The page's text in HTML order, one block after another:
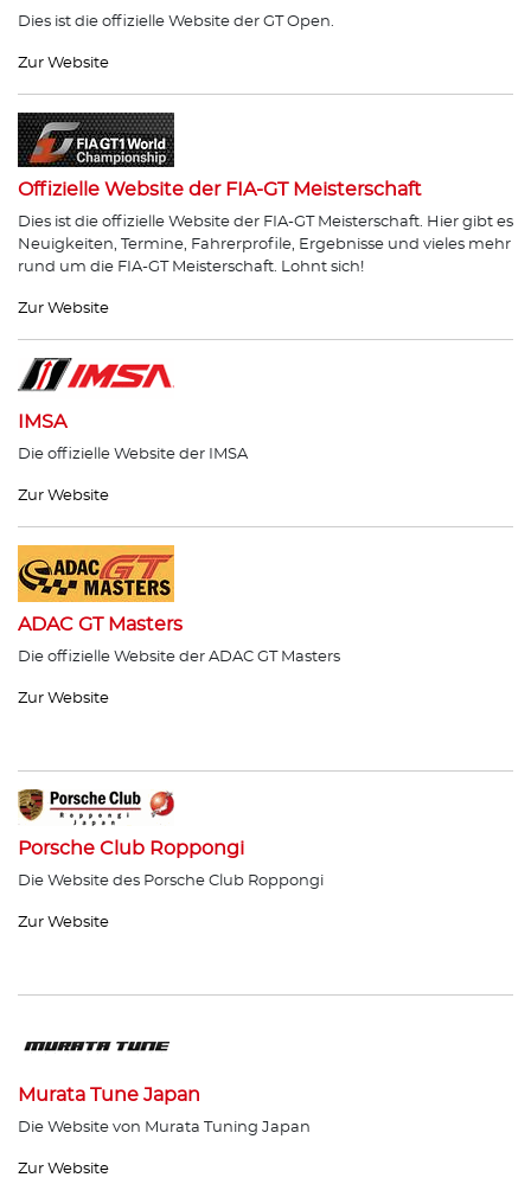
Dies ist die offizielle Website der GT Open.
Zur Website
Offizielle Website der FIA-GT Meisterschaft
Dies ist die offizielle Website der FIA-GT Meisterschaft. Hier gibt es
Neuigkeiten, Termine, Fahrerprofile, Ergebnisse und vieles mehr
rund um die FIA-GT Meisterschaft. Lohnt sich!
Zur Website
IMSA
Die offizielle Website der IMSA
Zur Website
ADAC GT Masters
Die offizielle Website der ADAC GT Masters
Zur Website
Porsche Club Roppongi
Die Website des Porsche Club Roppongi
Zur Website
Murata Tune Japan
Die Website von Murata Tuning Japan
Zur Website